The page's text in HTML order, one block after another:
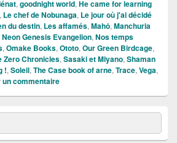
, goodnight world, He came for learning
, Le chef de Nobunaga, Le jour où j'ai décidé
du destin, Les affamés, Mahô, Manchuria
Neon Genesis Evangelion, Nos temps
, Omake Books, Ototo, Our Green Birdcage,
Zero Chronicles, Sasaki et Miyano, Shaman
!, Soleil, The Case book of arne, Trace, Vega,
un commentaire